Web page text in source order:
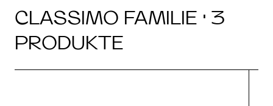
CLASSIMO FAMILIE · 3
PRODUKTE